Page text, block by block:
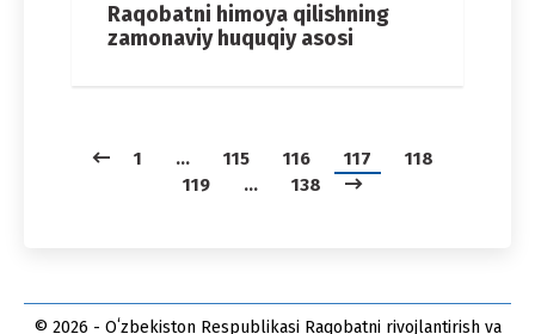
Raqobatni himoya qilishning
zamonaviy huquqiy asosi
1 … 115 116 117
118
119
… 138
© 2026 - Oʻzbekiston Respublikasi Raqobatni rivojlantirish va